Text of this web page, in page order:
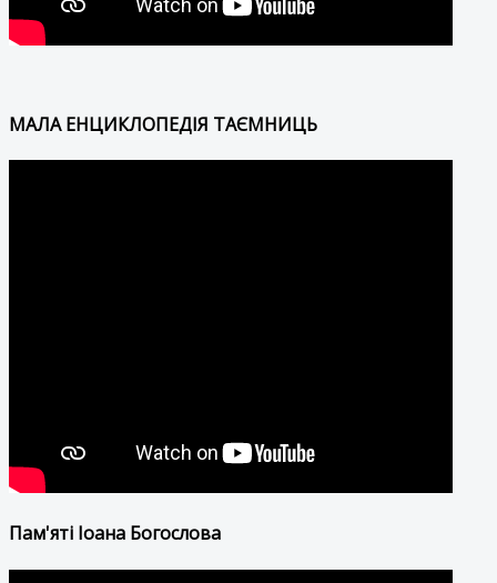
МАЛА ЕНЦИКЛОПЕДІЯ ТАЄМНИЦЬ
Пам'яті Іоана Богослова